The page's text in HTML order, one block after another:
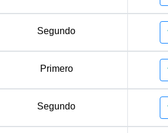
Segundo
Primero
Segundo